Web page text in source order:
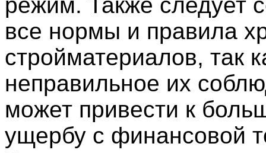
все нормы и правила
стройматериалов, так
неправильное их
может привести к
ущербу с финансовой